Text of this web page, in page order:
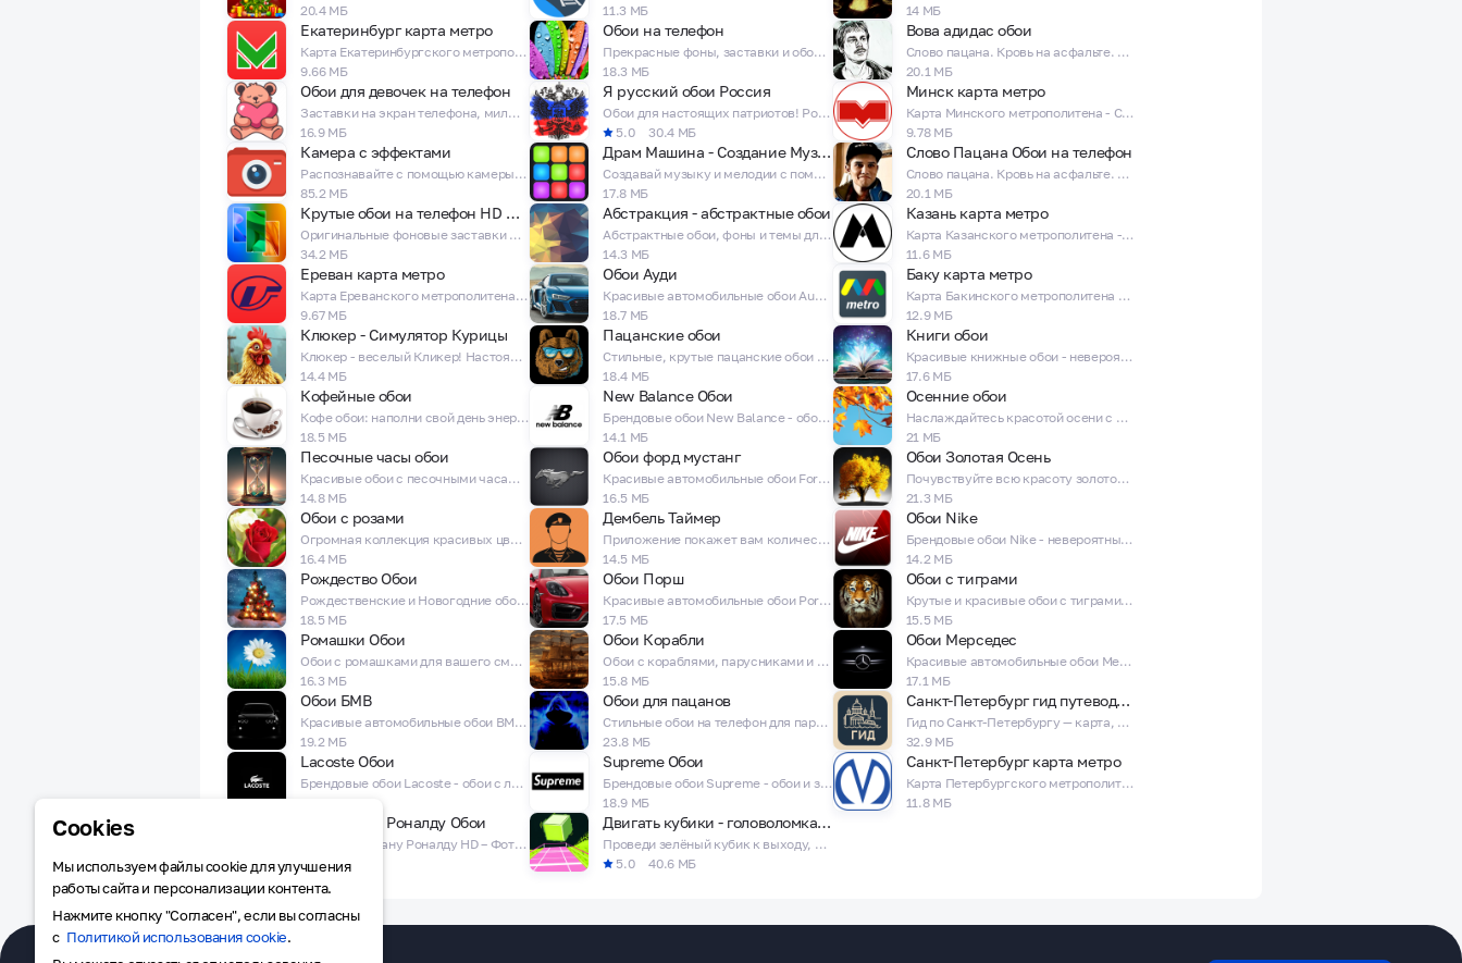
20.4 МБ
11.3 МБ
14 МБ
Екатеринбург карта метро
Карта Екатеринбургского метрополитена - Схема станций и маршрутов
9.66 МБ
Обои на телефон
Прекрасные фоны, заставки и обои 4K для вашего телефона!
18.3 МБ
Вова адидас обои
Слово пацана. Кровь на асфальте. Обои для телефона с Вовой Адидас
20.1 МБ
Обои для девочек на телефон
Заставки на экран телефона, милые фоновые обои для девочек!
16.9 МБ
Я русский обои Россия
Обои для настоящих патриотов! Россия - это Сила!
5.0
30.4 МБ
Минск карта метро
Карта Минского метрополитена - Схема станций и маршрутов
9.78 МБ
Камера с эффектами
Распознавайте с помощью камеры лица, позы человека, окружающие объекты!
85.2 МБ
Драм Машина - Создание Музыки
Создавай музыку и мелодии с помощью данного приложения!
17.8 МБ
Слово Пацана Обои на телефон
Слово пацана. Кровь на асфальте. Обои для телефона
20.1 МБ
Крутые обои на телефон HD Wallpapers
Оригинальные фоновые заставки HD для вашего телефона!
34.2 МБ
Абстракция - абстрактные обои
Абстрактные обои, фоны и темы для твоего телефона!
14.3 МБ
Казань карта метро
Карта Казанского метрополитена - Схема станций и маршрутов
11.6 МБ
Ереван карта метро
Карта Ереванского метрополитена - Схема станций и маршрутов
9.67 МБ
Обои Ауди
Красивые автомобильные обои Audi - невероятные Ауди!
18.7 МБ
Баку карта метро
Карта Бакинского метрополитена - Схема станций и маршрутов
12.9 МБ
Клюкер - Симулятор Курицы
Клюкер - веселый Кликер! Настоящий симулятор жизни курицы! Ржака игра!
14.4 МБ
Пацанские обои
Стильные, крутые пацанские обои на телефон для парней!
18.4 МБ
Книги обои
Красивые книжные обои - невероятные обои с книгами!
17.6 МБ
Кофейные обои
Кофе обои: наполни свой день энергией с кофейными обоями!
18.5 МБ
New Balance Обои
Брендовые обои New Balance - обои с кроссовками и логотипами нью бэленс!
14.1 МБ
Осенние обои
Наслаждайтесь красотой осени с потрясающими осенними обоями!
21 МБ
Песочные часы обои
Красивые обои с песочными часами - невероятные обои с часами!
14.8 МБ
Обои форд мустанг
Красивые автомобильные обои Ford Mustang (Форд Мустанг)
16.5 МБ
Обои Золотая Осень
Почувствуйте всю красоту золотой осени с нашими яркими осенними обоями
21.3 МБ
Обои с розами
Огромная коллекция красивых цветочных обоев с розами для телефона!
16.4 МБ
Дембель Таймер
Приложение покажет вам количество дней до заветного Дембеля!
14.5 МБ
Обои Nike
Брендовые обои Nike - невероятные обои с кроссовками найк!
14.2 МБ
Рождество Обои
Рождественские и Новогодние обои! Картинки, Фотографии и Обои для телефона!
18.5 МБ
Обои Порш
Красивые автомобильные обои Porsche - невероятные Порши!
17.5 МБ
Обои с тиграми
Крутые и красивые обои с тиграми для настоящих тигров!
15.5 МБ
Ромашки Обои
Обои с ромашками для вашего смартфона в качестве HD и 4K!
16.3 МБ
Обои Корабли
Обои с кораблями, парусниками и яхтами для вашего смартфона в качестве HD и 4K!
15.8 МБ
Обои Мерседес
Красивые автомобильные обои Mercedes - невероятные мерсы и мерины!
17.1 МБ
Обои БМВ
Красивые автомобильные обои BMW - невероятные бумеры и бэхи!
19.2 МБ
Обои для пацанов
Стильные обои на телефон для парней!
23.8 МБ
Санкт-Петербург гид путеводитель
Гид по Санкт-Петербургу — карта, маршруты достопримечательности
32.9 МБ
Lacoste Обои
Брендовые обои Lacoste - обои с логотипом Лакосты и зеленым крокодилом!
Supreme Обои
Брендовые обои Supreme - обои и заставки с логотипом Суприм!
18.9 МБ
Санкт-Петербург карта метро
Карта Петербургского метрополитена - Схема станций и маршрутов
11.8 МБ
Криштиану Роналду Обои
Обои Криштиану Роналду HD – Фото CR7 на заставку! Крутые футбольные обои
24.2 МБ
Двигать кубики - головоломка с блоками
Проведи зелёный кубик к выходу, толкая блоки! Логика в каждом уровне!
5.0
40.6 МБ
Cookies
Мы используем файлы cookie для улучшения
работы сайта и персонализации контента.
Нажмите кнопку "Согласен", если вы согласны
с Политикой использования cookie.